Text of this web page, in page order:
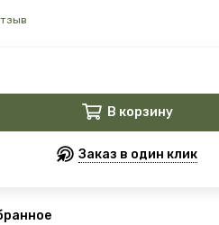
В корзину
Заказ в один клик